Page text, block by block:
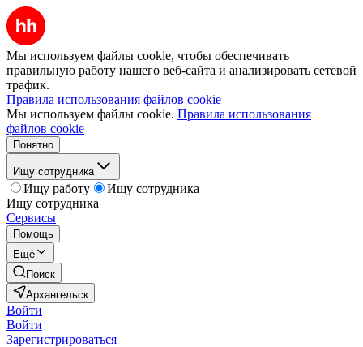
Мы используем файлы cookie, чтобы обеспечивать
правильную работу нашего веб-сайта и анализировать сетевой
трафик.
Правила использования файлов cookie
Мы используем файлы cookie. Правила использования
файлов cookie
Понятно
Ищу сотрудника
Ищу работу
Ищу сотрудника
Ищу сотрудника
Сервисы
Помощь
Ещё
Поиск
Архангельск
Войти
Войти
Зарегистрироваться